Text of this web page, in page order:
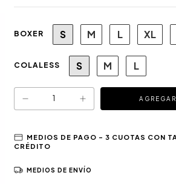
BOXER S M L XL
COLALESS S M L
MEDIOS DE ENVÍO